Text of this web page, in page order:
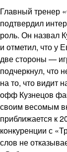
Главный тренер
подтвердил
роль. Он назвал
и отметил, что у
две стороны —
подчеркнул, что
на то, что видит
офф Кузнецов
своим весомым
приближается к
конкуренции с
слов не